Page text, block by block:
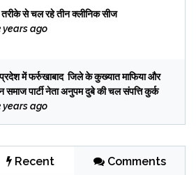
से चल रहे तीन क्लीनिक सीज
years ago
में फर्रुखाबाद जिले के कुख्यात माफिया और
समाज पार्टी नेता अनुपम दुबे की चल संपत्ति कुर्क
years ago
Recent Comments